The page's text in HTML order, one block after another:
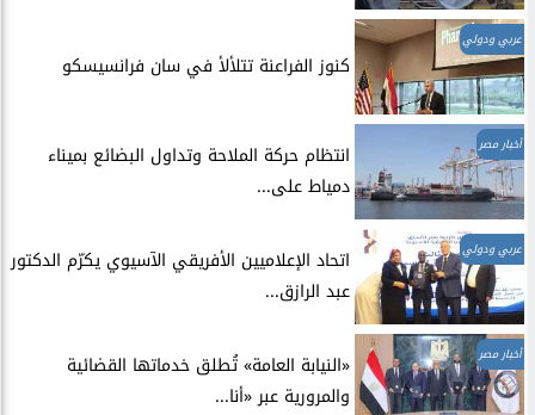
عربي ودولي
​كنوز الفراعنة تتلألأ في سان فرانسيسكو
أخبار مصر
انتظام حركة الملاحة وتداول البضائع بميناء
دمياط على...
عربي ودولي
اتحاد الإعلاميين الأفريقي الآسيوي يكرّم الدكتور
عبد الرازق...
أخبار مصر
​«النيابة العامة» تُطلق خدماتها القضائية
والمرورية عبر «أنا...